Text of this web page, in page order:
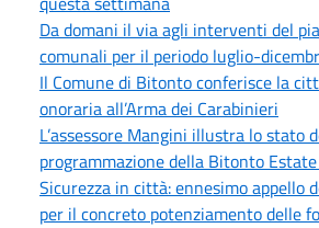
Da domani il via agli interventi del
comunali per il periodo luglio-
Il Comune di Bitonto conferisce la
onoraria all’Arma dei Carabinieri
L’assessore Mangini illustra lo stato
programmazione della Bitonto
Sicurezza in città: ennesimo appello
per il concreto potenziamento delle